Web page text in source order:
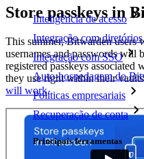
Inteligência de acesso
Integração com diretórios
Integração com SSO
Auto-hospedagem do
Políticas empresariais
Recuperação de conta
Principais ferramentas
Store passkeys in
This summer, Bitwarden users
usernames and passwords will
registered passkeys associated
they use right within their
will work.